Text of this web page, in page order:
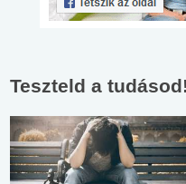
Teszteld a tudásod!